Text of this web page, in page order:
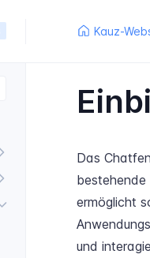
Kauz-
Das
ermöglicht
und